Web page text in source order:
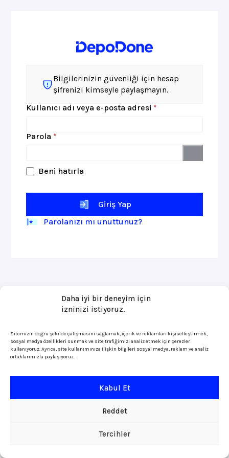
Daha iyi bir deneyim için
izninizi istiyoruz.
Sitemizin doğru şekilde çalışmasını sağlamak, içerik ve reklamları kişiselleştirmek,
sosyal medya özellikleri sunmak ve site trafiğimizi analiz etmek için çerezler
kullanıyoruz. Ayrıca, site kullanımınıza ilişkin bilgileri sosyal medya, reklam ve analiz
ortaklarımızla paylaşıyoruz.
Kabul Et
Reddet
Tercihler
Bilgilerinizin güvenliği için hesap
şifrenizi kimseyle paylaşmayın.
Kullanıcı adı veya e-posta adresi *
Parola *
Beni hatırla
Giriş Yap
Parolanızı mı unuttunuz?